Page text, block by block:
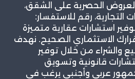
الحصرية على الشقق،
التجارية، رقم للاستفسار:
مع توفير استشارات عقارية متميزة
الاستثماري الصحيح. نهدف
والشراء من خلال توفير
قانونية وتسويق
جمهور عربي وأجنبي يرغب في